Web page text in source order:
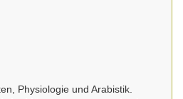
Physiologie und Arabistik.